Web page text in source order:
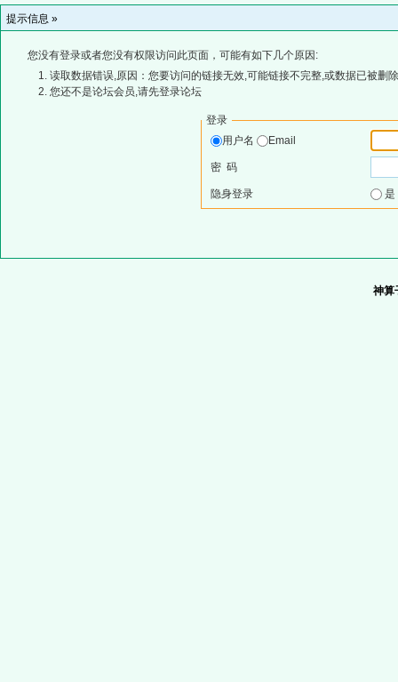
提示信息 »
您没有登录或者您没有权限访问此页面，可能有如下几个原因:
读取数据错误,原因：您要访问的链接无效,可能链接不完整,或数据已被删
您还不是论坛会员,请先登录论坛
登录
用户名
Email
密 码
隐身登录
神算